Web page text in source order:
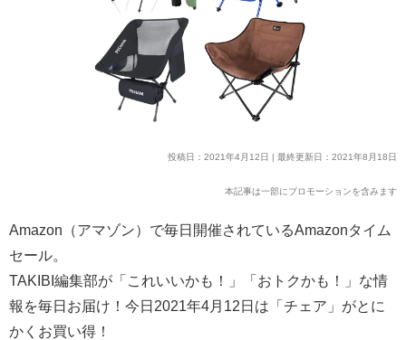
投稿日：2021年4月12日 | 最終更新日：2021年8月18日
本記事は一部にプロモーションを含みます
Amazon（アマゾン）で毎日開催されているAmazonタイム
セール。
TAKIBI編集部が「これいいかも！」「おトクかも！」な情
報を毎日お届け！今日2021年4月12日は「チェア」がとに
かくお買い得！